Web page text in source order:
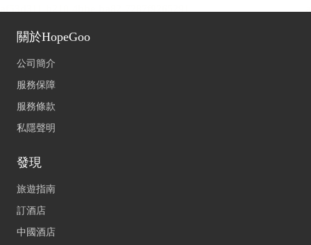
關於HopeGoo
公司簡介
服務保障
服務條款
私隱聲明
發現
旅遊指南
訂酒店
中國酒店